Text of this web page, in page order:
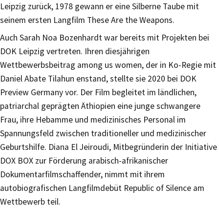
Leipzig zurück, 1978 gewann er eine Silberne Taube mit
seinem ersten Langfilm These Are the Weapons.
Auch Sarah Noa Bozenhardt war bereits mit Projekten bei
DOK Leipzig vertreten. Ihren diesjährigen
Wettbewerbsbeitrag among us women, der in Ko-Regie mit
Daniel Abate Tilahun enstand, stellte sie 2020 bei DOK
Preview Germany vor. Der Film begleitet im ländlichen,
patriarchal geprägten Äthiopien eine junge schwangere
Frau, ihre Hebamme und medizinisches Personal im
Spannungsfeld zwischen traditioneller und medizinischer
Geburtshilfe. Diana El Jeiroudi, Mitbegründerin der Initiative
DOX BOX zur Förderung arabisch-afrikanischer
Dokumentarfilmschaffender, nimmt mit ihrem
autobiografischen Langfilmdebüt Republic of Silence am
Wettbewerb teil.